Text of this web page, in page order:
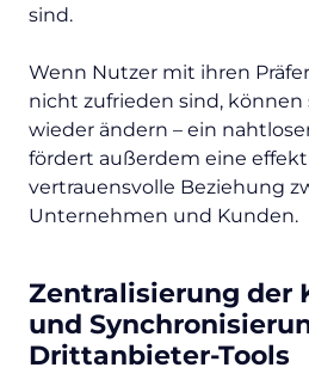
sind.
Wenn Nutzer mit ihren
nicht zufrieden sind, können
wieder ändern – ein
fördert außerdem eine
vertrauensvolle Beziehung
Unternehmen und Kunden.
Zentralisierung der
und
Drittanbieter-Tools